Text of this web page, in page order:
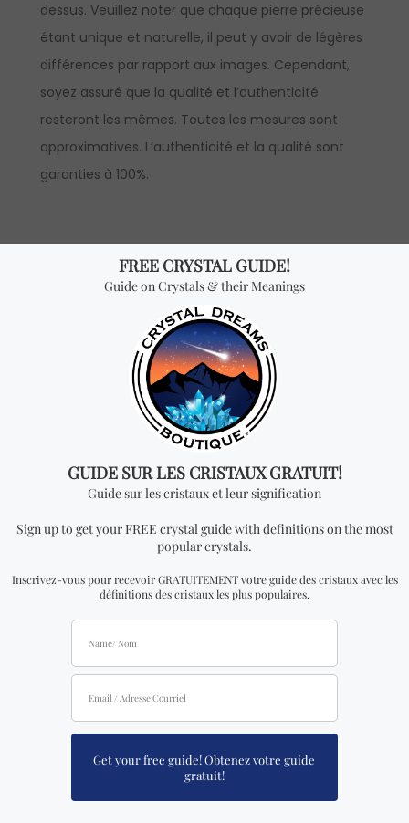
dessus. Veuillez noter que chaque pierre précieuse
étant unique et naturelle, il peut y avoir de légères
différences par rapport aux images. Cependant,
soyez assuré que la qualité et l’authenticité
resteront les mêmes. Toutes les mesures sont
approximatives. L’authenticité et la qualité sont
garanties à 100%.
INFORMATION VENTE EN GROS
Description du produit:
le prix est par pièce (les
prix de gros sont seulement disponible à nos
distributeurs officiels).
*Achat en gros:le prix est par pièce et vous
recevrez UN PENDENTIF DE CRISTAL pour chaque
quantité ajoutée. Pour pouvoir voir les prix de gros,
vous devrez faire une demande pour devenir un
Vous cherchez quelque
chose de spécial? Jetez
un coup d'œil à nos
produits les plus
vendus!